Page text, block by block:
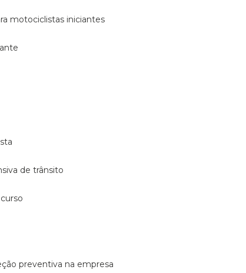
motociclistas iniciantes
de trânsito
preventiva na empresa